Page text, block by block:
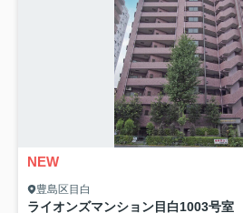
NEW
豊島区目白
ライオンズマンション目白1003号室